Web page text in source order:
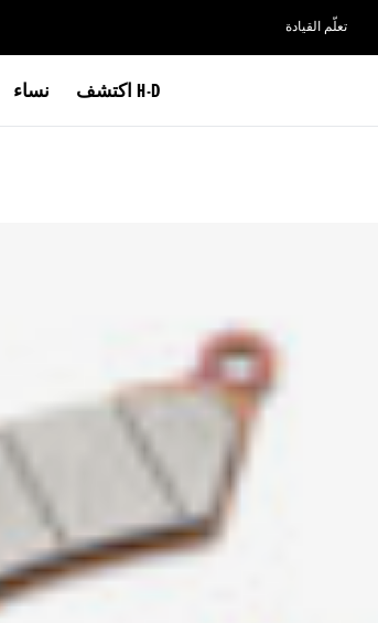
تعلّم القيادة
نساء اكتشف H-D